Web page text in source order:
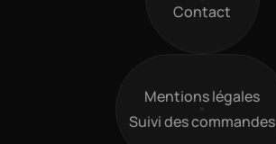
Le magasin
Contact
Mentions légales
Mentions légales
Suivi des commandes